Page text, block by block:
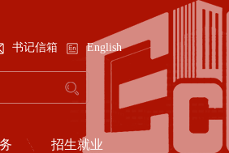
书记信箱 English
招生就业